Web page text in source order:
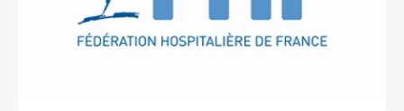
Services adhérents